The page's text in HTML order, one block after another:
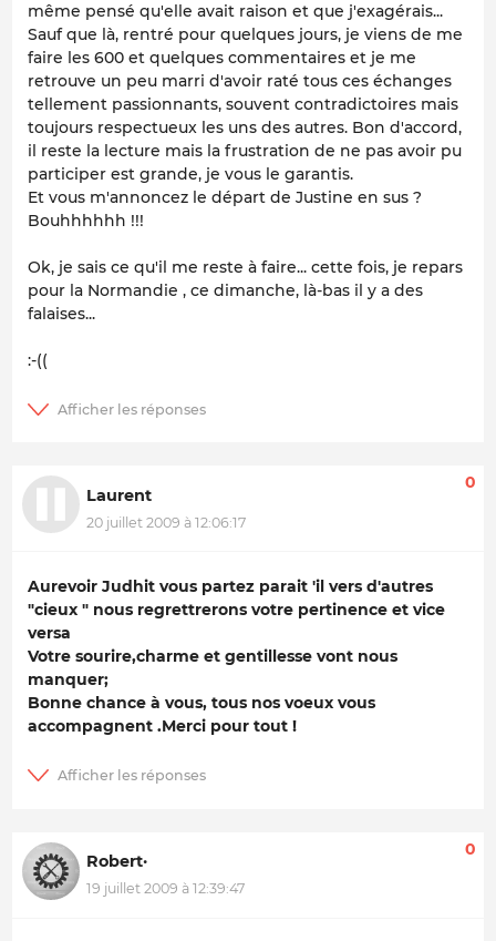
même pensé qu'elle avait raison et que j'exagérais...
Sauf que là, rentré pour quelques jours, je viens de me
faire les 600 et quelques commentaires et je me
retrouve un peu marri d'avoir raté tous ces échanges
tellement passionnants, souvent contradictoires mais
toujours respectueux les uns des autres. Bon d'accord,
il reste la lecture mais la frustration de ne pas avoir pu
participer est grande, je vous le garantis.
Et vous m'annoncez le départ de Justine en sus ?
Bouhhhhhh !!!
Ok, je sais ce qu'il me reste à faire... cette fois, je repars
pour la Normandie , ce dimanche, là-bas il y a des
falaises...
:-((
Laurent
20 juillet 2009 à 12:06:17
0
Aurevoir Judhit vous partez parait 'il vers d'autres
"cieux " nous regrettrerons votre pertinence et vice
versa
Votre sourire,charme et gentillesse vont nous
manquer;
Bonne chance à vous, tous nos voeux vous
accompagnent .Merci pour tout !
Robert·
19 juillet 2009 à 12:39:47
0